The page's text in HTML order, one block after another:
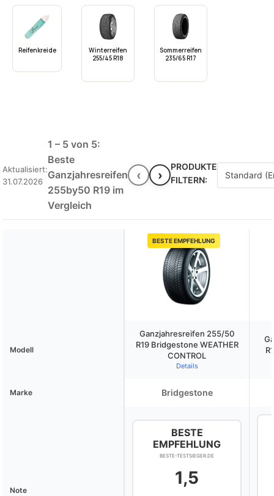
Reifenkreide
Winterreifen
255/45 R18
Sommerreifen
235/65 R17
Aktualisiert:
31.07.2026
1 – 5 von 5:
Beste
Ganzjahresreifen
255by50 R19 im
Vergleich
‹ ›
PRODUKTE
FILTERN:
BESTE EMPFEHLUNG
Modell
Ganzjahresreifen 255/50
R19 Bridgestone WEATHER
CONTROL
Details
Marke Bridgestone
Note
BESTE
EMPFEHLUNG
BESTE-TESTSIEGER.DE
1,5